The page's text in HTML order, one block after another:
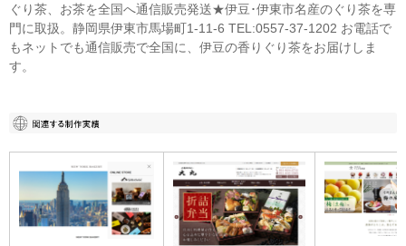
ぐり茶、お茶を全国へ通信販売発送★伊豆･伊東市名産のぐり茶を専
門に取扱。静岡県伊東市馬場町1-11-6 TEL:0557-37-1202 お電話で
もネットでも通信販売で全国に、伊豆の香りぐり茶をお届けしま
す。